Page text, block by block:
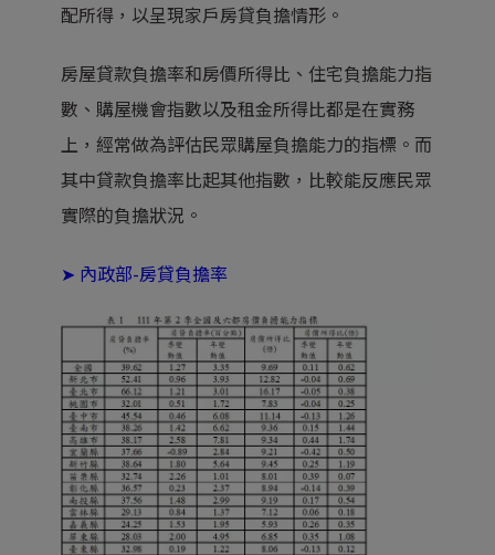
配所得，以呈現家戶房貸負擔情形。
房屋貸款負擔率和房價所得比、住宅負擔能力指
數、購屋機會指數以及租金所得比都是在實務
上，經常做為評估民眾購屋負擔能力的指標。而
其中貸款負擔率比起其他指數，比較能反應民眾
實際的負擔狀況。
➤ 內政部-房貸負擔率